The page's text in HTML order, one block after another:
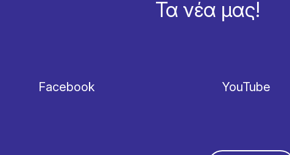
Τα νέα μας!
Facebook YouTube